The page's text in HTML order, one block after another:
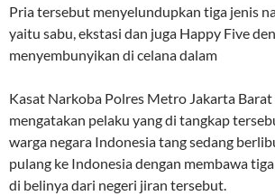
Pria tersebut menyelundupkan tiga jenis
yaitu sabu, ekstasi dan juga Happy Five
menyembunyikan di celana dalam
Kasat Narkoba Polres Metro Jakarta
mengatakan pelaku yang di tangkap
warga negara Indonesia tang sedang
pulang ke Indonesia dengan membawa
di belinya dari negeri jiran tersebut.